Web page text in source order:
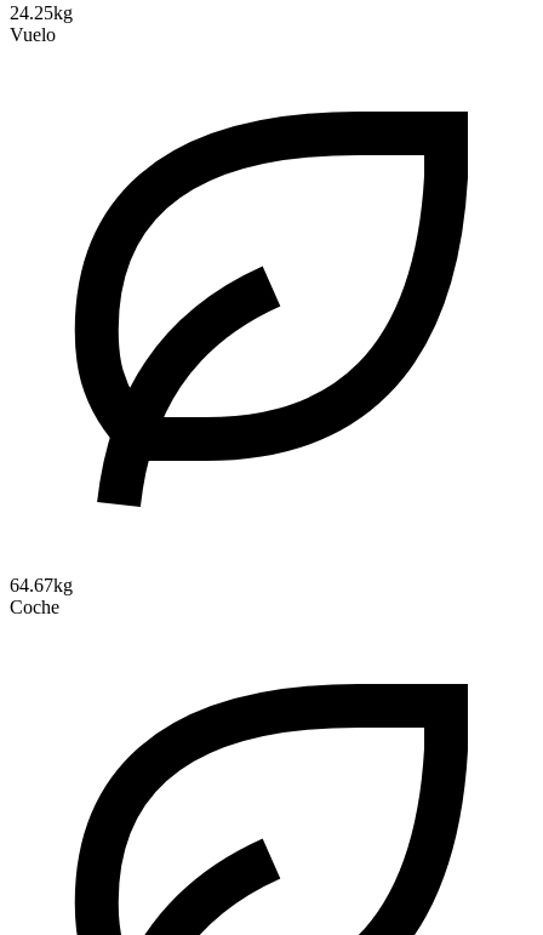
24.25kg
Vuelo
64.67kg
Coche